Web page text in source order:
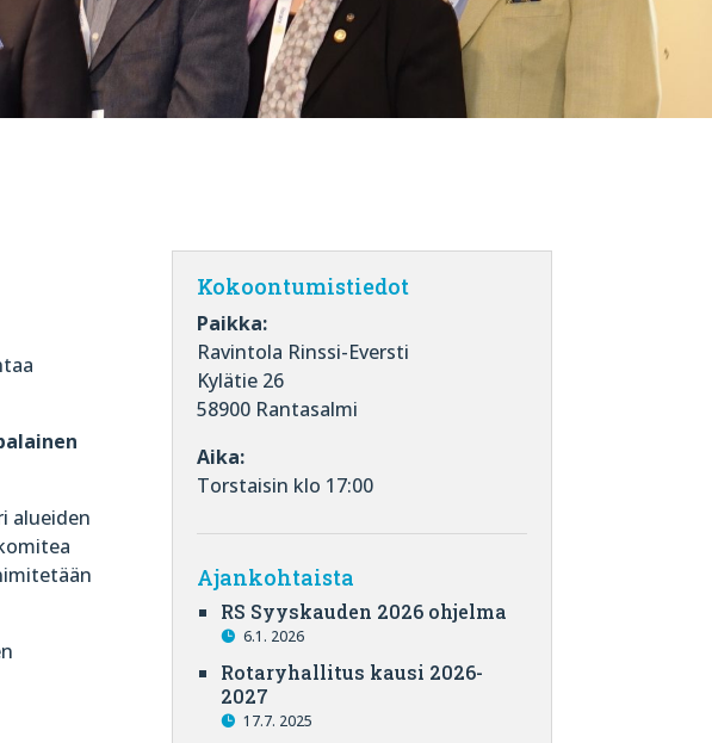
alueiden
Kokoontumistiedot
Paikka:
Ravintola Rinssi-Eversti
Kylätie 26
58900 Rantasalmi
Aika:
Torstaisin klo 17:00
Ajankohtaista
RS Syyskauden 2026 ohjelma
6.1. 2026
Rotaryhallitus kausi 2026-
2027
17.7. 2025